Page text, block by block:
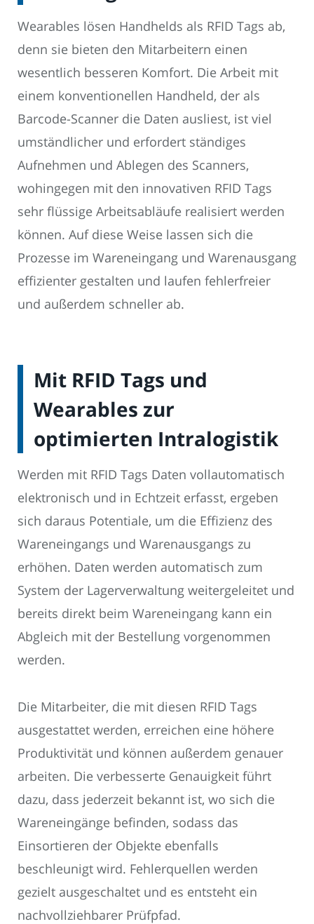
Wearables lösen Handhelds als RFID Tags ab,
denn sie bieten den Mitarbeitern einen
wesentlich besseren Komfort. Die Arbeit mit
einem konventionellen Handheld, der als
Barcode-Scanner die Daten ausliest, ist viel
umständlicher und erfordert ständiges
Aufnehmen und Ablegen des Scanners,
wohingegen mit den innovativen RFID Tags
sehr flüssige Arbeitsabläufe realisiert werden
können. Auf diese Weise lassen sich die
Prozesse im Wareneingang und Warenausgang
effizienter gestalten und laufen fehlerfreier
und außerdem schneller ab.
Mit RFID Tags und
Wearables zur
optimierten Intralogistik
Werden mit RFID Tags Daten vollautomatisch
elektronisch und in Echtzeit erfasst, ergeben
sich daraus Potentiale, um die Effizienz des
Wareneingangs und Warenausgangs zu
erhöhen. Daten werden automatisch zum
System der Lagerverwaltung weitergeleitet und
bereits direkt beim Wareneingang kann ein
Abgleich mit der Bestellung vorgenommen
werden.
Die Mitarbeiter, die mit diesen RFID Tags
ausgestattet werden, erreichen eine höhere
Produktivität und können außerdem genauer
arbeiten. Die verbesserte Genauigkeit führt
dazu, dass jederzeit bekannt ist, wo sich die
Wareneingänge befinden, sodass das
Einsortieren der Objekte ebenfalls
beschleunigt wird. Fehlerquellen werden
gezielt ausgeschaltet und es entsteht ein
nachvollziehbarer Prüfpfad.